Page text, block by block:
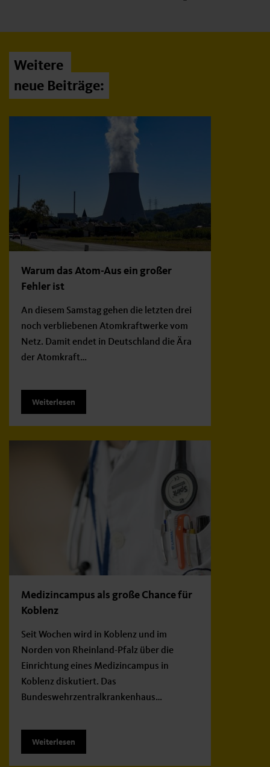
Weitere
neue Beiträge:
Warum das Atom-Aus ein großer
Fehler ist
An diesem Samstag gehen die letzten drei
noch verbliebenen Atomkraftwerke vom
Netz. Damit endet in Deutschland die Ära
der Atomkraft…
Weiterlesen
Medizincampus als große Chance für
Koblenz
Seit Wochen wird in Koblenz und im
Norden von Rheinland-Pfalz über die
Einrichtung eines Medizincampus in
Koblenz diskutiert. Das
Bundeswehrzentralkrankenhaus…
Weiterlesen